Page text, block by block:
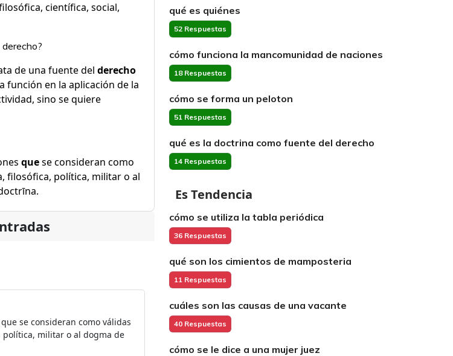
científica, social,
de una fuente del derecho
función en la aplicación de la
sino se quiere
quese consideran como
filosófica, política, militar o al
se consideran como válidas
política, militar o al dogma de
qué es quiénes
52 Respuestas
cómo funciona la mancomunidad de naciones
18 Respuestas
cómo se forma un peloton
51 Respuestas
qué es la doctrina como fuente del derecho
14 Respuestas
Es Tendencia
cómo se utiliza la tabla periódica
36 Respuestas
qué son los cimientos de mamposteria
11 Respuestas
cuáles son las causas de una vacante
40 Respuestas
cómo se le dice a una mujer juez